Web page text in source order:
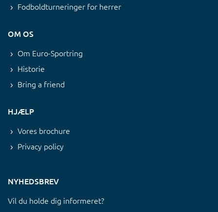
Fodboldturneringer for herrer
OM OS
Om Euro-Sportring
Historie
Bring a friend
HJÆLP
Vores brochure
Privacy policy
NYHEDSBREV
Vil du holde dig informeret?